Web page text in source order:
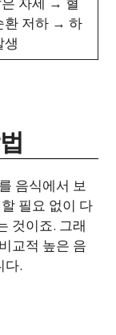
환 저하 → 하
생
음식에서 보
필요 없이 다
것이죠. 그래
교적 높은 음
다.